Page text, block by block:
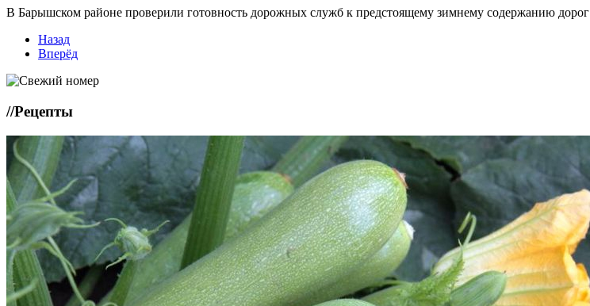
В Барышском районе проверили готовность дорожных служб к предстоящему зимнему содержанию дорог
Назад
Вперёд
//Рецепты